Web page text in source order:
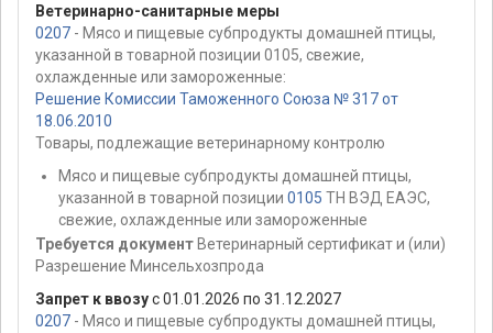
Ветеринарно-санитарные меры
0207 - Мясо и пищевые субпродукты домашней птицы,
указанной в товарной позиции 0105, свежие,
охлажденные или замороженные:
Решение Комиссии Таможенного Союза № 317 от
18.06.2010
Товары, подлежащие ветеринарному контролю
Мясо и пищевые субпродукты домашней птицы,
указанной в товарной позиции 0105 ТН ВЭД ЕАЭС,
свежие, охлажденные или замороженные
Требуется документ Ветеринарный сертификат и (или)
Разрешение Минсельхозпрода
Запрет к ввозус 01.01.2026 по 31.12.2027
0207 - Мясо и пищевые субпродукты домашней птицы,